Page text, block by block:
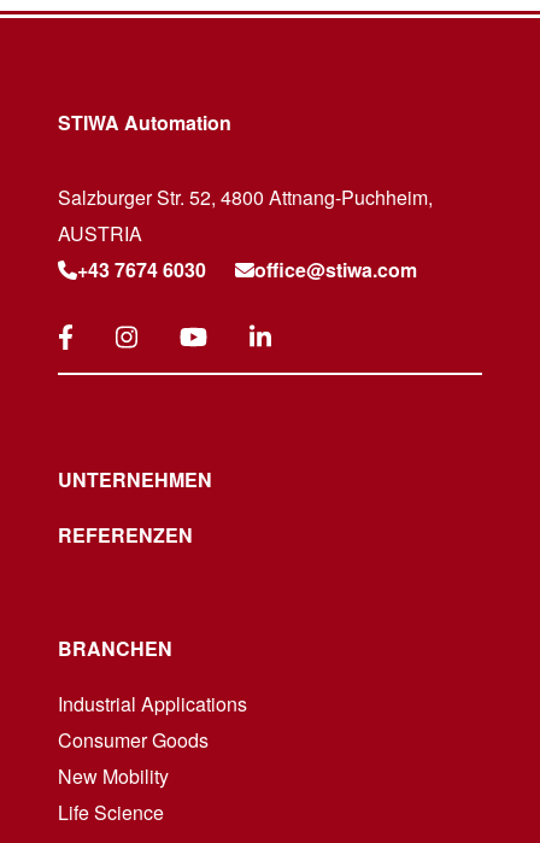
STIWA Automation
Salzburger Str. 52, 4800 Attnang-Puchheim,
AUSTRIA
+43 7674 6030
office@stiwa.com
UNTERNEHMEN
REFERENZEN
BRANCHEN
Industrial Applications
Consumer Goods
New Mobility
Life Science